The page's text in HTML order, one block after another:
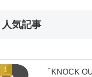
人気記事
「KNOCK